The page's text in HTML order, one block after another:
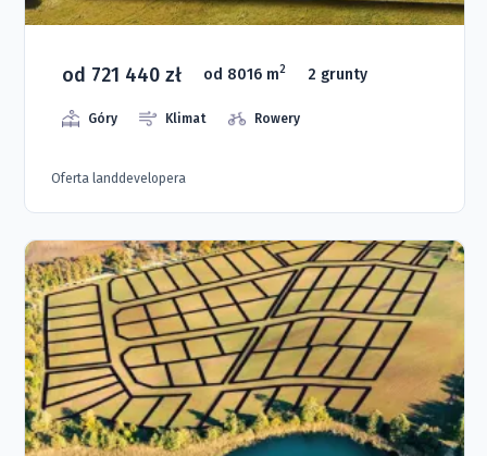
od 721 440 zł od 8016 m2 2 grunty
Góry Klimat Rowery
Oferta landdevelopera